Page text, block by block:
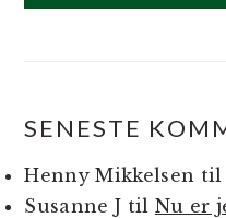
SENESTE
Henny Mikkelsen til
Susanne J til Nu er